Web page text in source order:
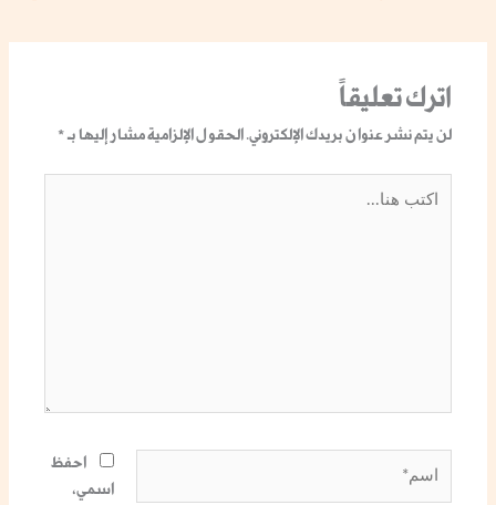
اترك تعليقاً
لن يتم نشر عنوان بريدك الإلكتروني. الحقول الإلزامية مشار إليها بـ *
احفظ
اسمي،